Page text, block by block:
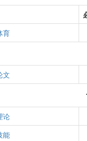
育
文
论
能